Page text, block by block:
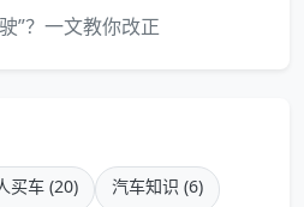
”？一文教你改正
买车 (20) 汽车知识 (6)